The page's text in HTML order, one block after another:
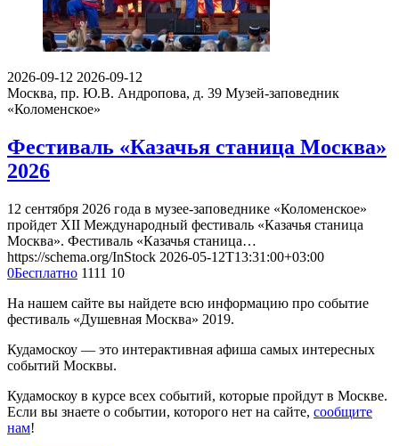
2026-09-12 2026-09-12
Москва, пр. Ю.В. Андропова, д. 39 Музей-заповедник
«Коломенское»
Фестиваль «Казачья станица Москва»
2026
12 сентября 2026 года в музее-заповеднике «Коломенское»
пройдет XII Международный фестиваль «Казачья станица
Москва». Фестиваль «Казачья станица…
https://schema.org/InStock 2026-05-12T13:31:00+03:00
0Бесплатно 1111 10
На нашем сайте вы найдете всю информацию про событие
фестиваль «Душевная Москва» 2019.
Кудамоскоу — это интерактивная афиша самых интересных
событий Москвы.
Кудамоскоу в курсе всех событий, которые пройдут в Москве.
Если вы знаете о событии, которого нет на сайте, сообщите
нам!